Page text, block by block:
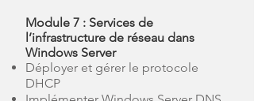
Module 7 : Services de
l’infrastructure de réseau dans
Windows Server
Déployer et gérer le protocole
DHCP